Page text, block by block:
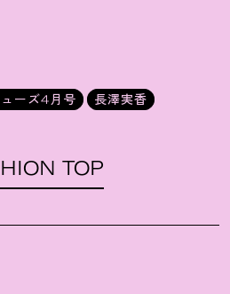
ーズ4月号 長澤実香
TOP